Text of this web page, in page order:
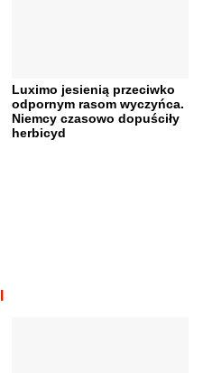
Luximo jesienią przeciwko
odpornym rasom wyczyńca.
Niemcy czasowo dopuściły
herbicyd